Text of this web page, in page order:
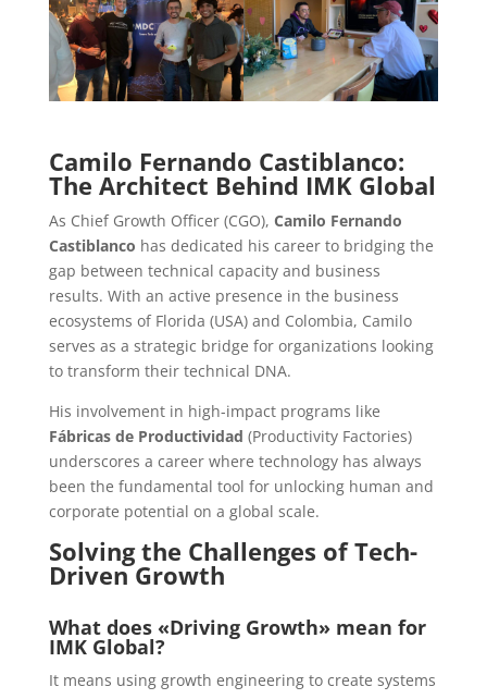
Camilo Fernando Castiblanco:
The Architect Behind IMK Global
As Chief Growth Officer (CGO), Camilo Fernando
Castiblanco has dedicated his career to bridging the
gap between technical capacity and business
results. With an active presence in the business
ecosystems of Florida (USA) and Colombia, Camilo
serves as a strategic bridge for organizations looking
to transform their technical DNA.
His involvement in high-impact programs like
Fábricas de Productividad (Productivity Factories)
underscores a career where technology has always
been the fundamental tool for unlocking human and
corporate potential on a global scale.
Solving the Challenges of Tech-
Driven Growth
What does «Driving Growth» mean for
IMK Global?
It means using growth engineering to create systems